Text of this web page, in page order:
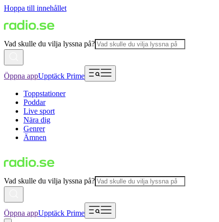
Hoppa till innehållet
Vad skulle du vilja lyssna på?
Öppna appUpptäck Prime
Toppstationer
Poddar
Live sport
Nära dig
Genrer
Ämnen
Vad skulle du vilja lyssna på?
Öppna appUpptäck Prime